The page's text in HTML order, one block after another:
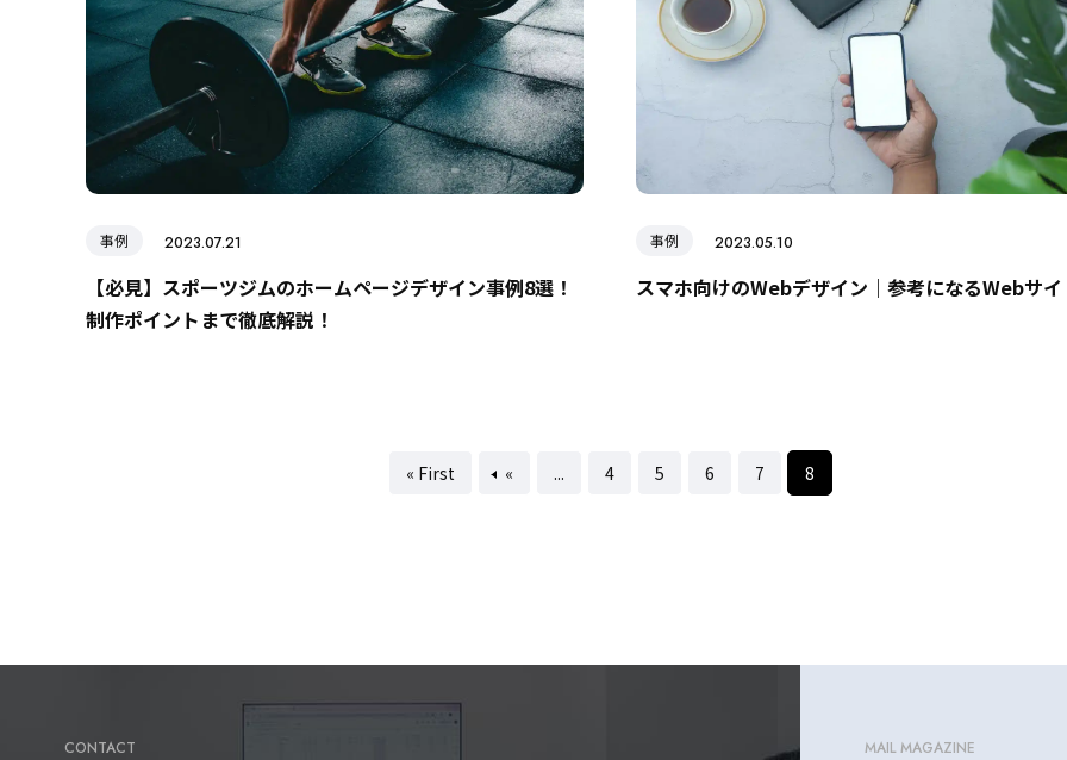
事例 2023.07.21
【必見】スポーツジムのホームページデザイン事例8選！
制作ポイントまで徹底解説！
事例 2023.05.10
スマホ向けのWebデザイン｜参考になるWebサ
« First « ... 4 5 6 7 8
CONTACT MAIL MAGAZINE